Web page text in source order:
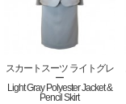
スカートスーツ ライトグレ
ー
Light Gray Polyester Jacket &
Pencil Skirt